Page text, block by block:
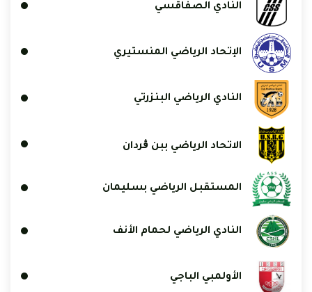
النادي الصفاقسي
الإتحاد الرياضي المنستيري
النادي الرياضي البنزرتي
الاتحاد الرياضي ببن ڨردان
المستقبل الرياضي بسليمان
النادي الرياضي لحمام الأنف
الأولمبي الباجي